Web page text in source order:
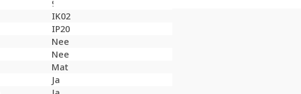
9010
IK02
IP20
Nee
Nee
Mat
Ja